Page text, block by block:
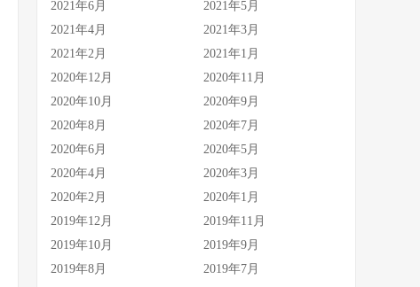
2021年6月
2021年5月
2021年4月
2021年3月
2021年2月
2021年1月
2020年12月
2020年11月
2020年10月
2020年9月
2020年8月
2020年7月
2020年6月
2020年5月
2020年4月
2020年3月
2020年2月
2020年1月
2019年12月
2019年11月
2019年10月
2019年9月
2019年8月
2019年7月